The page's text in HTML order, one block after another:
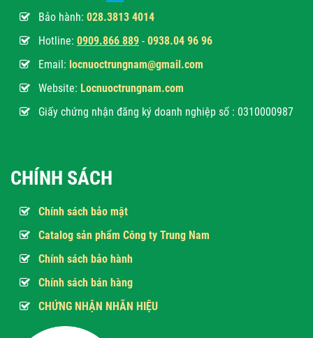
Bảo hành: 028.3813 4014
Hotline: 0909.866 889 - 0938.04 96 96
Email: locnuoctrungnam@gmail.com
Website: Locnuoctrungnam.com
Giấy chứng nhận đăng ký doanh nghiệp số : 0310000987
CHÍNH SÁCH
Chính sách bảo mật
Catalog sản phẩm Công ty Trung Nam
Chính sách bảo hành
Chính sách bán hàng
CHỨNG NHẬN NHÃN HIỆU